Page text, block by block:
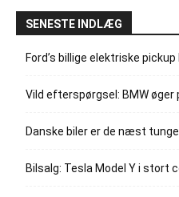
SENESTE INDLÆG
Ford’s billige elektriske
Vild efterspørgsel: BMW
Danske biler er de næst
Bilsalg: Tesla Model Y i stort